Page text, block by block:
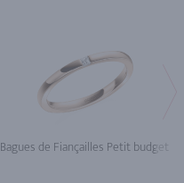
Bagues de Fiançailles Petit budget